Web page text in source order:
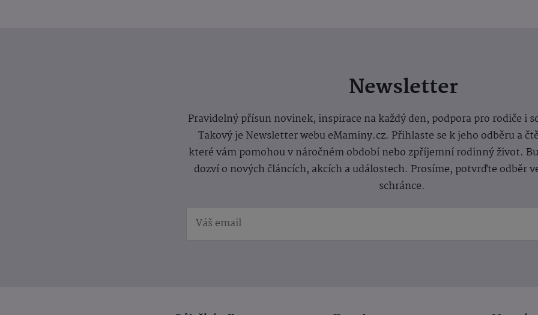
Newsletter
Pravidelný přísun novinek, inspirace na každý den, podpora pro rodiče i
Takový je Newsletter webu eMaminy.cz. Přihlaste se k jeho odběru a
které vám pomohou v náročném období nebo zpříjemní rodinný život.
dozví o nových článcích, akcích a událostech. Prosíme, potvrďte odběr
schránce.